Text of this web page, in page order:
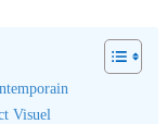
Visuel